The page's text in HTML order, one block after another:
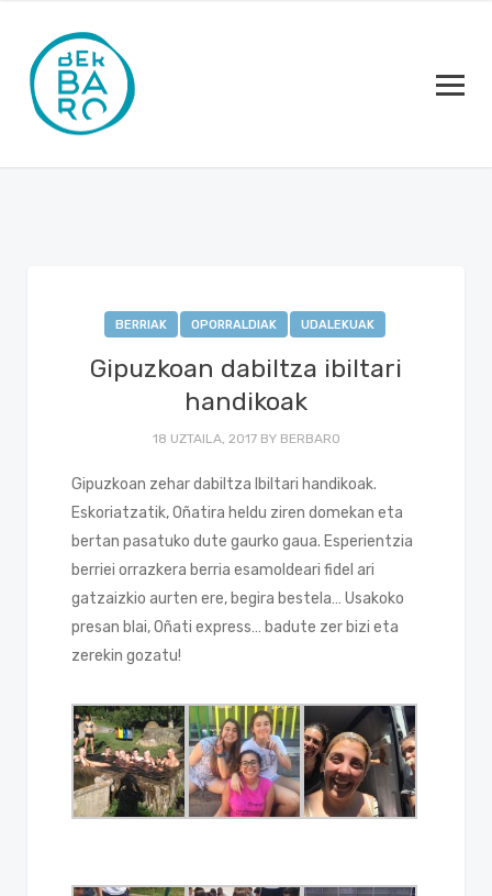
BERRIAK OPORRALDIAK UDALEKUAK
Gipuzkoan dabiltza ibiltari
handikoak
18 UZTAILA, 2017 BY BERBARO
Gipuzkoan zehar dabiltza Ibiltari handikoak.
Eskoriatzatik, Oñatira heldu ziren domekan eta
bertan pasatuko dute gaurko gaua. Esperientzia
berriei orrazkera berria esamoldeari fidel ari
gatzaizkio aurten ere, begira bestela… Usakoko
presan blai, Oñati express… badute zer bizi eta
zerekin gozatu!